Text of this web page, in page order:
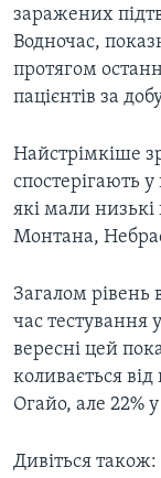
заражених
Водночас,
протягом
пацієнтів за
Найстрімкіше
спостерігають
які мали
Монтана,
Загалом рівень
час тестування
вересні цей
коливається
Огайо, але 22%
Дивіться також: